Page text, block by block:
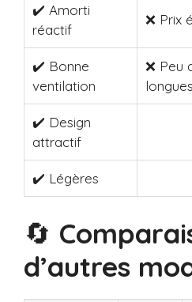
✔️ Amorti
réactif
❌ Prix
✔️ Bonne
ventilation
❌ Peu
longues
✔️ Design
attractif
✔️ Légères
🔄
d’autres